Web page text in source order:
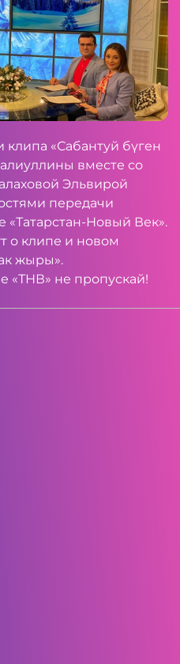
клипа «Сабантуй бүген
вместе со
Эльвирой
передачи
«Татарстан-Новый Век».
о клипе и новом
жыры».
«ТНВ» не пропускай!